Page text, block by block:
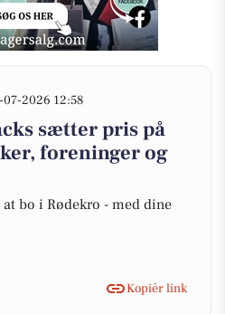
07-2026 12:58
sætter pris på
foreninger og
at bo i Rødekro - med dine
Kopiér link